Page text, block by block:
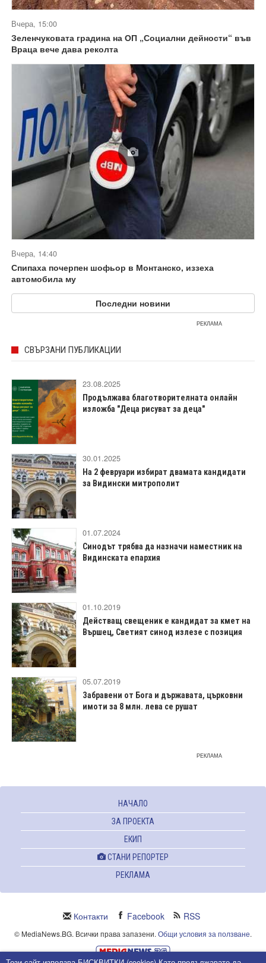
Вчера, 15:00
Зеленчуковата градина на ОП „Социални дейности“ във
Враца вече дава реколта
Вчера, 14:40
Спипаха почерпен шофьор в Монтанско, иззеха
автомобила му
Последни новини
РЕКЛАМА
СВЪРЗАНИ ПУБЛИКАЦИИ
23.08.2025
Продължава благотворителната онлайн
изложба "Деца рисуват за деца"
30.01.2025
На 2 февруари избират двамата кандидати
за Видински митрополит
01.07.2024
Синодът трябва да назначи наместник на
Видинската епархия
01.10.2019
Действащ свещеник е кандидат за кмет на
Вършец, Светият синод излезе с позиция
05.07.2019
Забравени от Бога и държавата, църковни
имоти за 8 млн. лева се рушат
РЕКЛАМА
НАЧАЛО
ЗА ПРОЕКТА
ЕКИП
СТАНИ РЕПОРТЕР
РЕКЛАМА
Контакти Facebook RSS
© MediaNews.BG. Всички права запазени. Общи условия за ползване.